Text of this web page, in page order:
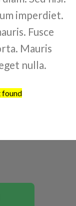
imperdiet.
Fusce
Mauris
nulla.
found